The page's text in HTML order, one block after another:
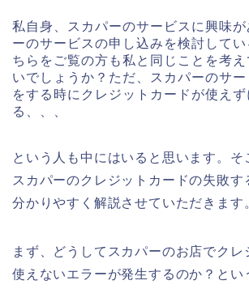
私自身、スカパーのサービスに興味
ーのサービスの申し込みを検討してい
ちらをご覧の方も私と同じことを考
いでしょうか？ただ、スカパーのサ
をする時にクレジットカードが使え
る、、、
という人も中にはいると思います。そ
スカパーのクレジットカードの失敗す
分かりやすく解説させていただきます
まず、どうしてスカパーのお店でクレ
使えないエラーが発生するのか？とい